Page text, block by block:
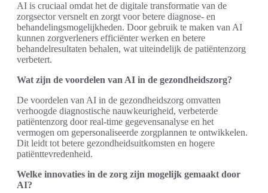
AI is cruciaal omdat het de digitale transformatie van de
zorgsector versnelt en zorgt voor betere diagnose- en
behandelingsmogelijkheden. Door gebruik te maken van AI
kunnen zorgverleners efficiënter werken en betere
behandelresultaten behalen, wat uiteindelijk de patiëntenzorg
verbetert.
Wat zijn de voordelen van AI in de gezondheidszorg?
De voordelen van AI in de gezondheidszorg omvatten
verhoogde diagnostische nauwkeurigheid, verbeterde
patiëntenzorg door real-time gegevensanalyse en het
vermogen om gepersonaliseerde zorgplannen te ontwikkelen.
Dit leidt tot betere gezondheidsuitkomsten en hogere
patiënttevredenheid.
Welke innovaties in de zorg zijn mogelijk gemaakt door
AI?